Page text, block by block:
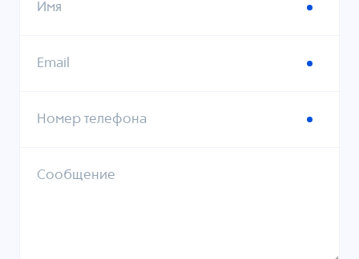
Имя
Email
Номер телефона
Сообщение